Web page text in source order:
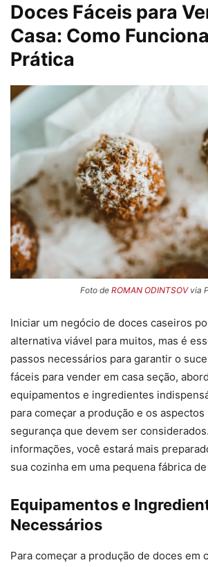
Doces Fáceis para
Casa: Como
Prática
Foto de ROMAN ODINTSOVvia
Iniciar um negócio de doces caseiros
alternativa viável para muitos, mas é
passos necessários para garantir o
fáceis para vender em casa seção,
equipamentos e ingredientes
para começar a produção e os aspectos
segurança que devem ser
informações, você estará mais
sua cozinha em uma pequena fábrica
Equipamentos e
Necessários
Para começar a produção de doces em